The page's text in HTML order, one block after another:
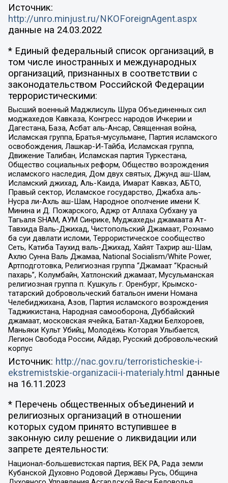
Источник:
http://unro.minjust.ru/NKOForeignAgent.aspx
данные на 24.03.2022
* Единый федеральный список организаций, в
том числе иностранных и международных
организаций, признанных в соответствии с
законодательством Российской Федерации
террористическими:
Высший военный Маджлисуль Шура Объединенных сил
моджахедов Кавказа, Конгресс народов Ичкерии и
Дагестана, База, Асбат аль-Ансар, Священная война,
Исламская группа, Братья-мусульмане, Партия исламского
освобождения, Лашкар-И-Тайба, Исламская группа,
Движение Талибан, Исламская партия Туркестана,
Общество социальных реформ, Общество возрождения
исламского наследия, Дом двух святых, Джунд аш-Шам,
Исламский джихад, Аль-Каида, Имарат Кавказ, АБТО,
Правый сектор, Исламское государство, Джабха аль-
Нусра ли-Ахль аш-Шам, Народное ополчение имени К.
Минина и Д. Пожарского, Аджр от Аллаха Субхану уа
Тагьаля SHAM, АУМ Синрике, Муджахеды джамаата Ат-
Тавхида Валь-Джихад, Чистопольский Джамаат, Рохнамо
ба суи давлати исломи, Террористическое сообщество
Сеть, Катиба Таухид валь-Джихад, Хайят Тахрир аш-Шам,
Ахлю Сунна Валь Джамаа, National Socialism/White Power,
Артподготовка, Религиозная группа “Джамаат “Красный
пахарь”, Колумбайн, Хатлонский джамаат, Мусульманская
религиозная группа п. Кушкуль г. Оренбург, Крымско-
татарский добровольческий батальон имени Номана
Челебиджихана, Азов, Партия исламского возрождения
Таджикистана, Народная самооборона, Дуббайский
джамаат, московская ячейка, Батал-Хаджи Белхороев,
Маньяки Культ Убийц, Молодёжь Которая Улыбается,
Легион Свобода России, Айдар, Русский добровольческий
корпус
Источник: http://nac.gov.ru/terroristicheskie-i-
ekstremistskie-organizacii-i-materialy.html данные
на 16.11.2023
* Перечень общественных объединений и
религиозных организаций в отношении
которых судом принято вступившее в
законную силу решение о ликвидации или
запрете деятельности:
Национал-большевистская партия, ВЕК РА, Рада земли
Кубанской Духовно Родовой Державы Русь, Община